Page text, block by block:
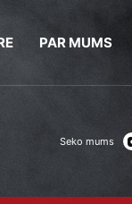
PAR MUMS
Seko mums